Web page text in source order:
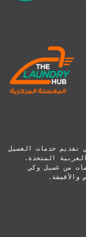
تقدم الشركة مجموعة كبيرة من الخدمات من غسيل وكي
والأقمشة.